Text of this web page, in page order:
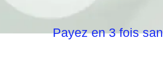
Payez en 3 fois